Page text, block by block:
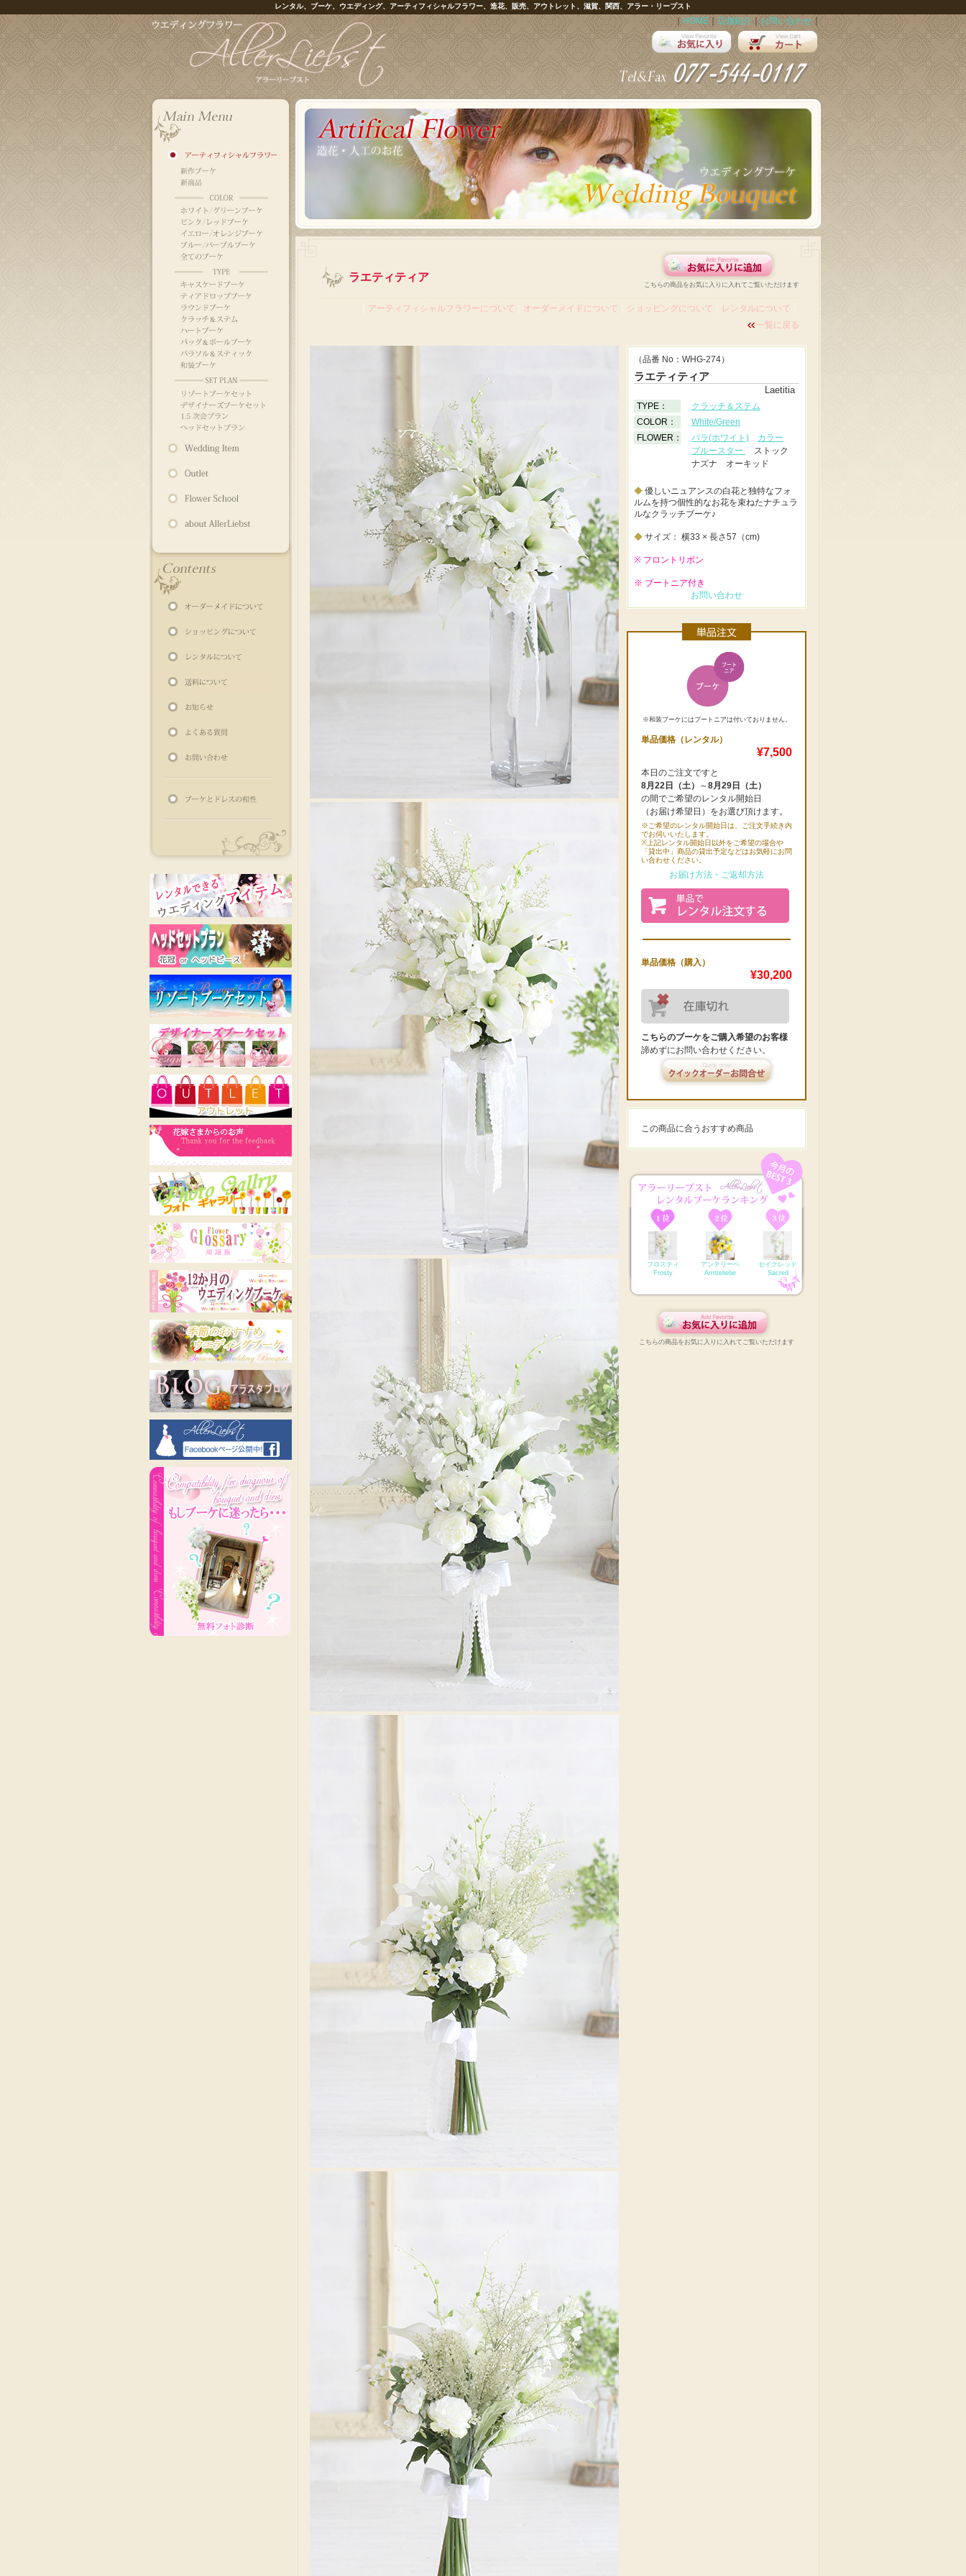
レンタル、ブーケ、ウエディング、アーティフィシャルフラワー、造花、販売、アウトレット、滋賀、関西、アラー・リープスト
｜ HOME｜ 店舗紹介 ｜お問い合わせ｜
こちらの商品をお気に入りに入れてご覧いただけます
ラエティティア
アーティフィシャルフラワーについて オーダーメイドについて ショッピングについて レンタルについて
一覧に戻る
（品番 No：WHG-274）
ラエティティア
Laetitia
TYPE：
クラッチ＆ステム
COLOR：
White/Green
FLOWER：
バラ(ホワイト)
カラー
ブルースター
ストック
ナズナ オーキッド
◆ 優しいニュアンスの白花と独特なフォ
ルムを持つ個性的なお花を束ねたナチュラ
ルなクラッチブーケ♪
◆ サイズ： 横33 × 長さ57（cm)
※ フロントリボン
※ ブートニア付き
お問い合わせ
※和装ブーケにはブートニアは付いておりません。
単品価格（レンタル）
¥7,500
本日のご注文ですと
8月22日（土）
～8月29日（土）
の間でご希望のレンタル開始日
（お届け希望日）をお選び頂けます。
※ご希望のレンタル開始日は、ご注文手続き内
でお伺いいたします。
※上記レンタル開始日以外をご希望の場合や
「貸出中」商品の貸出予定などはお気軽にお問
い合わせください。
お届け方法・ご返却方法
単品価格（購入）
¥30,200
こちらのブーケをご購入希望のお客様
諦めずにお問い合わせください。
この商品に合うおすすめ商品
フロスティ
Frosty
アンテリーベ
Amtteliebe
セイクレッド
Sacred
こちらの商品をお気に入りに入れてご覧いただけます